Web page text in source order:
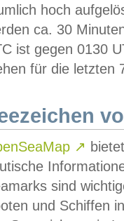
hoch
ca. 30
ist gegen 0130
für die letzten
↗
sind
und Schiffen